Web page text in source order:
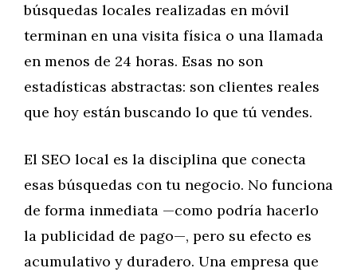
búsquedas locales realizadas en móvil
terminan en una visita física o una llamada
en menos de 24 horas. Esas no son
estadísticas abstractas: son clientes reales
que hoy están buscando lo que tú vendes.
El SEO local es la disciplina que conecta
esas búsquedas con tu negocio. No funciona
de forma inmediata —como podría hacerlo
la publicidad de pago—, pero su efecto es
acumulativo y duradero. Una empresa que